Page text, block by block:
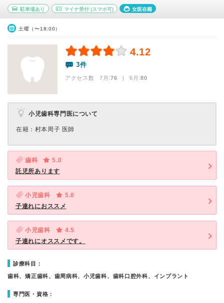
駐車場あり マイナ受付(スマホ可) 女医在籍
土曜（〜18:00）
4.12
3件
アクセス数 7月:76 | 6月:80
小児歯科専門医について
在籍：村本周子 医師
歯科
5.0
託児所あります
小児歯科
5.0
子連れにおススメ
小児歯科
4.5
子連れにオススメです。
診療科目：
歯科、矯正歯科、歯周病科、小児歯科、歯科口腔外科、インプラント
専門医・資格：